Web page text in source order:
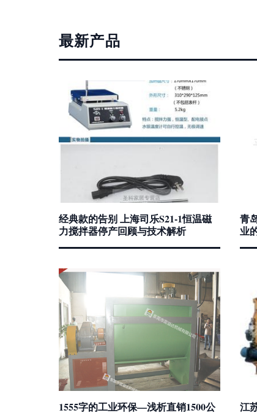
最新产品
经典款的告别 上海司乐S21-1恒温磁
力搅拌器停产回顾与技术解析
青
业
1555字的工业环保—浅析直销1500公
江